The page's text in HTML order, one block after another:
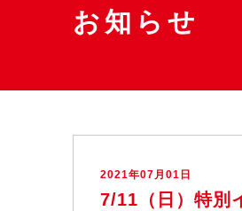
お知らせ
2021年07月01日
7/11（日）特別